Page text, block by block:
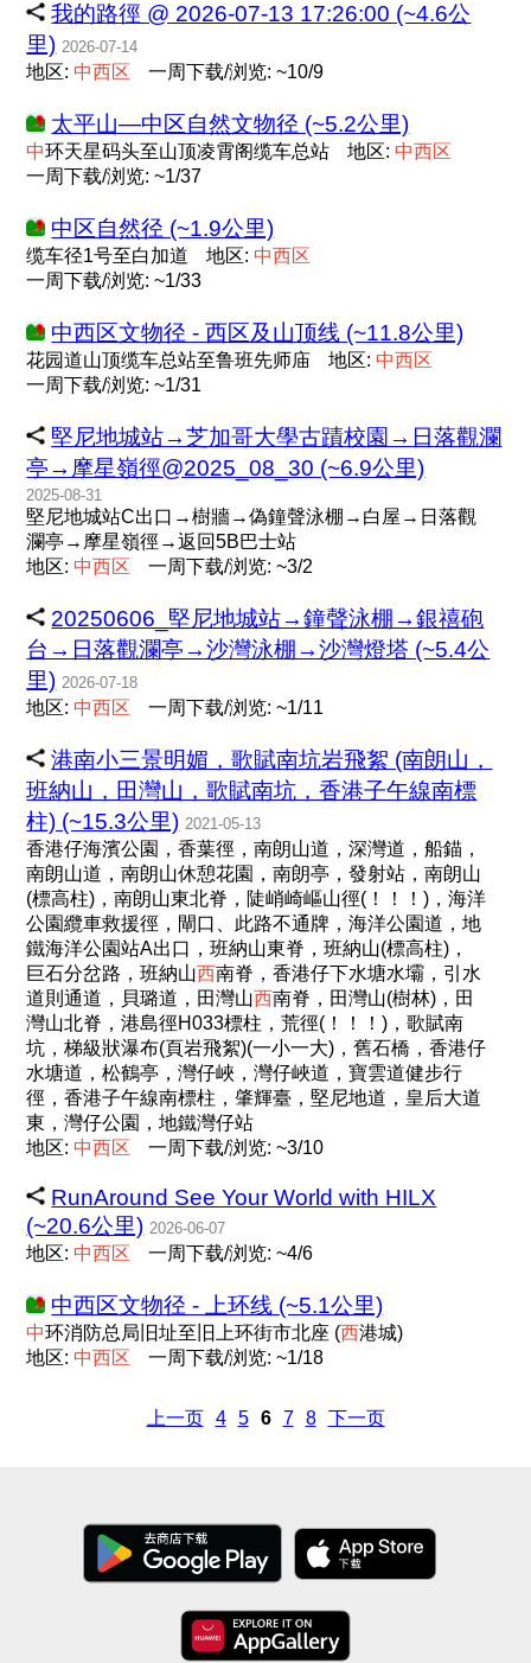
我的路徑 @ 2026-07-13 17:26:00 (~4.6公
里) 2026-07-14
地区: 中西区 一周下载/浏览: ~10/9
太平山—中区自然文物径 (~5.2公里)
中环天星码头至山顶凌霄阁缆车总站 地区: 中西区
一周下载/浏览: ~1/37
中区自然径 (~1.9公里)
缆车径1号至白加道 地区: 中西区
一周下载/浏览: ~1/33
中西区文物径 - 西区及山顶线 (~11.8公里)
花园道山顶缆车总站至鲁班先师庙 地区: 中西区
一周下载/浏览: ~1/31
堅尼地城站→芝加哥大學古蹟校園→日落觀瀾
亭→摩星嶺徑@2025_08_30 (~6.9公里)
2025-08-31
堅尼地城站C出口→樹牆→偽鐘聲泳棚→白屋→日落觀
瀾亭→摩星嶺徑→返回5B巴士站
地区: 中西区 一周下载/浏览: ~3/2
20250606_堅尼地城站→鐘聲泳棚→銀禧砲
台→日落觀瀾亭→沙灣泳棚→沙灣燈塔 (~5.4公
里) 2026-07-18
地区: 中西区 一周下载/浏览: ~1/11
港南小三景明媚，歌賦南坑岩飛絮 (南朗山，
班納山，田灣山，歌賦南坑，香港子午線南標
柱) (~15.3公里) 2021-05-13
香港仔海濱公園，香葉徑，南朗山道，深灣道，船錨，
南朗山道，南朗山休憩花園，南朗亭，發射站，南朗山
(標高柱)，南朗山東北脊，陡峭崎嶇山徑(！！！)，海洋
公園纜車救援徑，閘口、此路不通牌，海洋公園道，地
鐵海洋公園站A出口，班納山東脊，班納山(標高柱)，
巨石分岔路，班納山西南脊，香港仔下水塘水壩，引水
道則通道，貝璐道，田灣山西南脊，田灣山(樹林)，田
灣山北脊，港島徑H033標柱，荒徑(！！！)，歌賦南
坑，梯級狀瀑布(頁岩飛絮)(一小一大)，舊石橋，香港仔
水塘道，松鶴亭，灣仔峽，灣仔峽道，寶雲道健步行
徑，香港子午線南標柱，肇輝臺，堅尼地道，皇后大道
東，灣仔公園，地鐵灣仔站
地区: 中西区 一周下载/浏览: ~3/10
RunAround See Your World with HILX
(~20.6公里) 2026-06-07
地区: 中西区 一周下载/浏览: ~4/6
中西区文物径 - 上环线 (~5.1公里)
中环消防总局旧址至旧上环街市北座 (西港城)
地区: 中西区 一周下载/浏览: ~1/18
上一页 4 5 6 7 8 下一页